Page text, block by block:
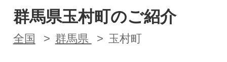
群馬県玉村町のご紹介
全国 群馬県 玉村町